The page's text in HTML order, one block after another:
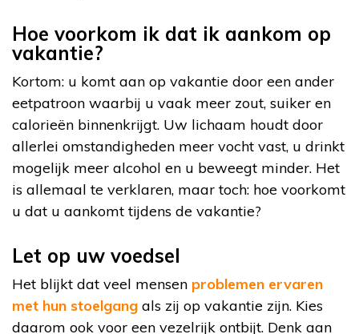
Hoe voorkom ik dat ik aankom op
vakantie?
Kortom: u komt aan op vakantie door een ander
eetpatroon waarbij u vaak meer zout, suiker en
calorieën binnenkrijgt. Uw lichaam houdt door
allerlei omstandigheden meer vocht vast, u drinkt
mogelijk meer alcohol en u beweegt minder. Het
is allemaal te verklaren, maar toch: hoe voorkomt
u dat u aankomt tijdens de vakantie?
Let op uw voedsel
Het blijkt dat veel mensen problemen ervaren
met hun stoelgang als zij op vakantie zijn. Kies
daarom ook voor een vezelrijk ontbijt. Denk aan